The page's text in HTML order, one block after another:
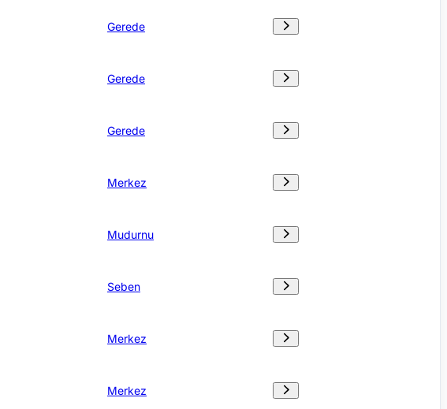
Gerede
Gerede
Gerede
Merkez
Mudurnu
Seben
Merkez
Merkez